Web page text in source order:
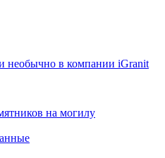
необычно в компании iGranit
на могилу